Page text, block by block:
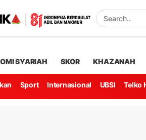
SYARIAH SKOR KHAZANAH
Sport Internasional UBSI Telko